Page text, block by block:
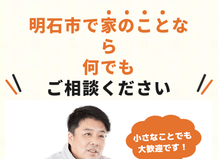
明石市で家のこ とな
ら
何でも
ご相談ください